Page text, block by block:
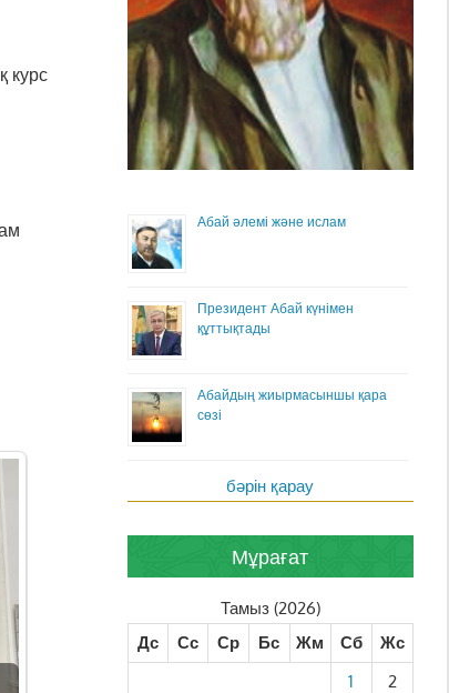
курс
Абай әлемі және ислам
Президент Абай күнімен
құттықтады
Абайдың жиырмасыншы қара
сөзі
бәрін қарау
Мұрағат
Тамыз (2026)
Дс
Сс Ср Бс Жм Сб
Жс
1
2